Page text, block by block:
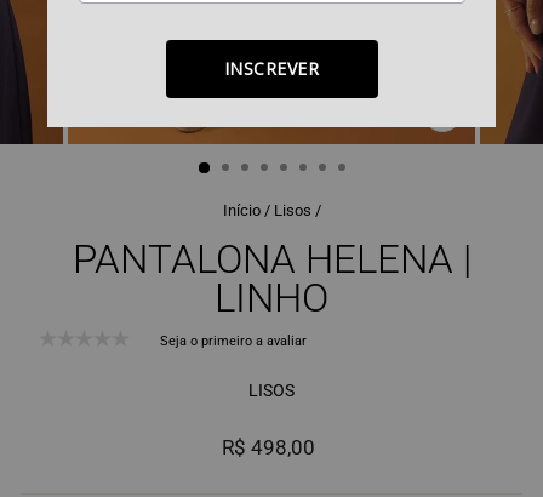
FECHAR
(ESC)
Início / Lisos /
PANTALONA HELENA |
LINHO
Seja o primeiro a avaliar
LISOS
Preço
R$ 498,00
INSCREVER